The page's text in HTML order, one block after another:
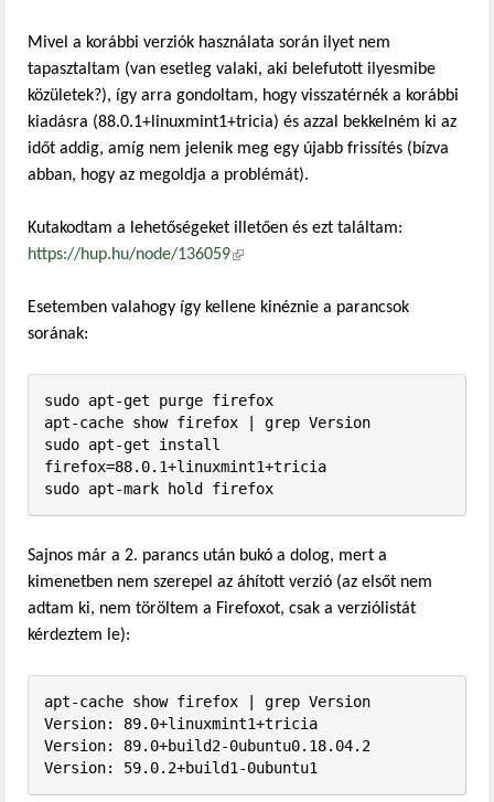
Mivel a korábbi verziók használata során ilyet nem
tapasztaltam (van esetleg valaki, aki belefutott ilyesmibe
közületek?), így arra gondoltam, hogy visszatérnék a korábbi
kiadásra (88.0.1+linuxmint1+tricia) és azzal bekkelném ki az
időt addig, amíg nem jelenik meg egy újabb frissítés (bízva
abban, hogy az megoldja a problémát).
Kutakodtam a lehetőségeket illetően és ezt találtam:
https://hup.hu/node/136059(külső hivatkozás)
Esetemben valahogy így kellene kinéznie a parancsok
sorának:
sudo apt-get purge firefox
apt-cache show firefox | grep Version
sudo apt-get install
firefox=88.0.1+linuxmint1+tricia
sudo apt-mark hold firefox
Sajnos már a 2. parancs után bukó a dolog, mert a
kimenetben nem szerepel az áhított verzió (az elsőt nem
adtam ki, nem töröltem a Firefoxot, csak a verziólistát
kérdeztem le):
apt-cache show firefox | grep Version
Version: 89.0+linuxmint1+tricia
Version: 89.0+build2-0ubuntu0.18.04.2
Version: 59.0.2+build1-0ubuntu1